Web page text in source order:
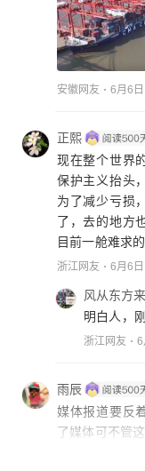
安徽网友 6月6日
正熙
现在整个世界
保护主义抬头
为了减少亏损
了，去的地方
目前一舱难求
浙江网友 6月6日
风从东方来
明白人，
浙江网友 6
雨辰
媒体报道要反
了媒体可不管